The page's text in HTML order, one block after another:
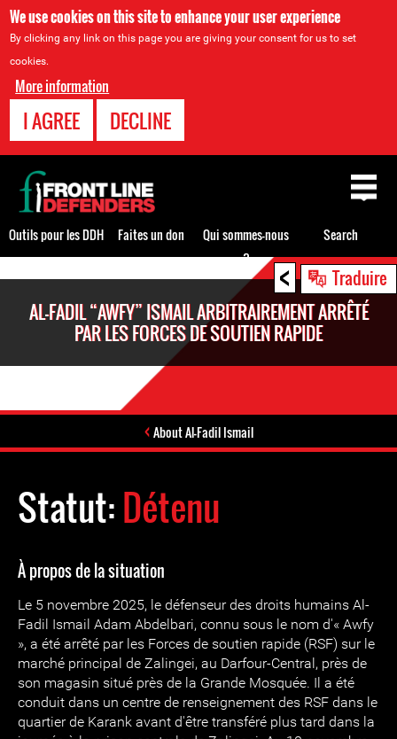
We use cookies on this site to enhance your user experience
By clicking any link on this page you are giving your consent for us to set
cookies.
More information
I AGREE DECLINE
< Traduire
AL-FADIL “AWFY” ISMAIL ARBITRAIREMENT ARRÊTÉ
PAR LES FORCES DE SOUTIEN RAPIDE
About Al-Fadil Ismail
Statut:Détenu
À propos de la situation
Le 5 novembre 2025, le défenseur des droits humains Al-
Fadil Ismail Adam Abdelbari, connu sous le nom d'« Awfy
», a été arrêté par les Forces de soutien rapide (RSF) sur le
marché principal de Zalingei, au Darfour-Central, près de
son magasin situé près de la Grande Mosquée. Il a été
conduit dans un centre de renseignement des RSF dans le
quartier de Karank avant d'être transféré plus tard dans la
Back
to
top
Outils pour les DDH Faites un don
Qui sommes-nous
?
Search